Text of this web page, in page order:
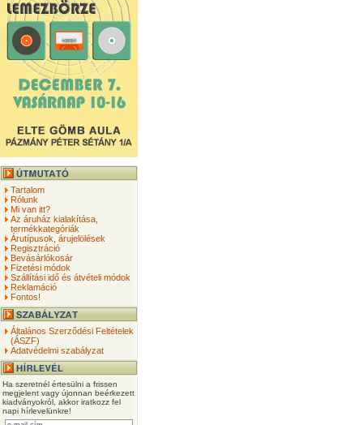
Tartalom
Rólunk
Mi van itt?
Az áruház kialakítása,
termékkategóriák
Árutípusok, árujelölések
Regisztráció
Bevásárlókosár
Fizetési módok
Szállítási idő és átvételi módok
Reklamáció
Fontos!
Általános Szerződési Feltételek
(ÁSZF)
Adatvédelmi szabályzat
Ha szeretnél értesülni a frissen
megjelent vagy újonnan beérkezett
kiadványokról, akkor iratkozz fel
napi hírlevelünkre!